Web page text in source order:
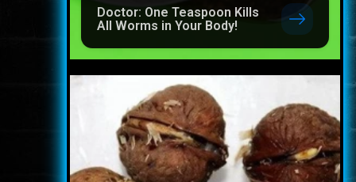
Doctor: One Teaspoon Kills
All Worms in Your Body!